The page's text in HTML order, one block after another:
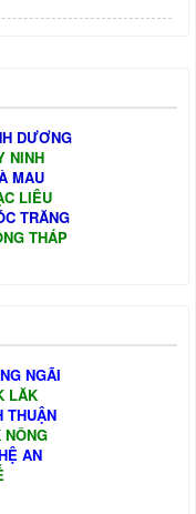
DƯƠNG
NINH
MAU
LIÊU
TRĂNG
THÁP
NGÃI
LĂK
THUẬN
AN